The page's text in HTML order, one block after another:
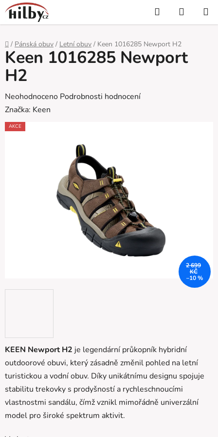
Přejít
na
obsah
Hledat
KOŠÍK
Domů
/ Pánská obuv / Letní obuv / Keen 1016285 Newport H2
KEEN Newport H2 je legendární průkopník hybridní
outdoorové obuvi, který zásadně změnil pohled na letní
turistickou a vodní obuv. Díky unikátnímu designu spojuje
stabilitu trekovky s prodyšností a rychleschnoucími
vlastnostmi sandálu, čímž vznikl mimořádně univerzální
model pro široké spektrum aktivit.
Keen 1016285 Newport
H2
Průměrné
hodnocení
produktu
Neohodnoceno Podrobnosti hodnocení
Značka: Keen
AKCE
2 699
KČ
–10 %